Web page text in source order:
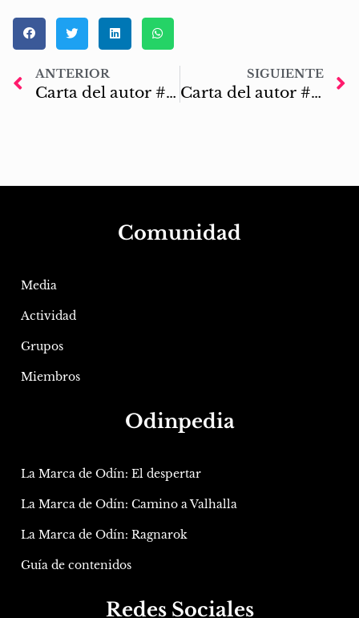
ANTERIOR
Carta del autor #29: Dos mejor que uno en navidad
SIGUIENTE
Carta del autor #31: Fortaleciendo los cimientos
Comunidad
Media
Actividad
Grupos
Miembros
Odinpedia
La Marca de Odín: El despertar
La Marca de Odín: Camino a Valhalla
La Marca de Odín: Ragnarok
Guía de contenidos
Redes Sociales